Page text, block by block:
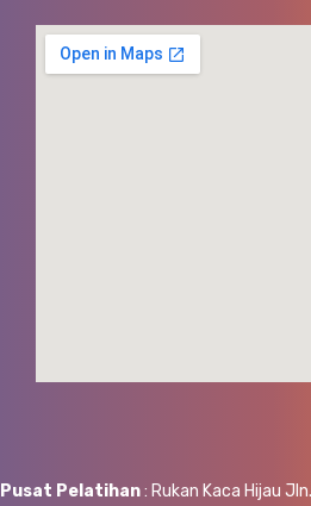
Pusat Pelatihan: Rukan Kaca Hijau